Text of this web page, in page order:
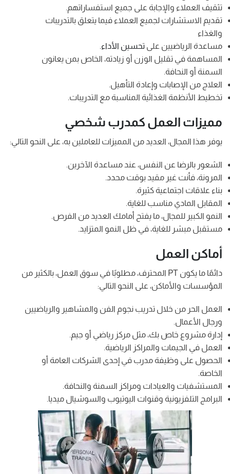
تثقيف العملاء والإجابة على جميع استفساراتهم.
تقديم الاستشارات لجميع العملاء فيما يتعلق بالتدريبات
والغذاء
مساعدة الرياضيين على تحسين الأداء.
المساهمة في تقليل الوزن أو زيادته، الخاص بمن يعانون
السمنة أو النحافة.
العلاج من الإصابات وإعادة التأهيل.
تخطيط الأنظمة الغذائية المناسبة مع التدريبات.
مميزات العمل كمدرب شخصي
يوفر هذا المجال، العديد من المميزات للعاملين به، على النحو التالي:
الشعور بالرضا عن النفس، عند مساعدة الآخرين.
المرونة، فأنت غير مقيد بوقت محدد.
بناء علاقات اجتماعية كثيرة.
المقابل المادي مناسب للغاية.
النمو الكبير للمجال، ما يفتح أمامك العديد من الفرص.
مستقبل مبشر للغاية، في ظل النمو المتزايد.
أماكن العمل
دائمًا ما يكون PT المحترف، مطلوبًا في سوق العمل، بالكثير من
المؤسسات والأماكن، على النحو التالي:
العمل الحر من خلال تدريب نجوم الفن والمشاهير والرياضيين
ورجال الأعمال.
إدارة مشروع خاص بك، مثل مركز رياضي أو جيم.
العمل في الجيمات والمراكز الرياضية.
الحصول على وظيفة مدرب في إحدى الشركات العامة أو
الخاصة.
المستشفيات والعيادات ومراكز السمنة والنحافة.
البرامج التلفزيونية وقنوات اليوتيوب والسوشيال ميديا.